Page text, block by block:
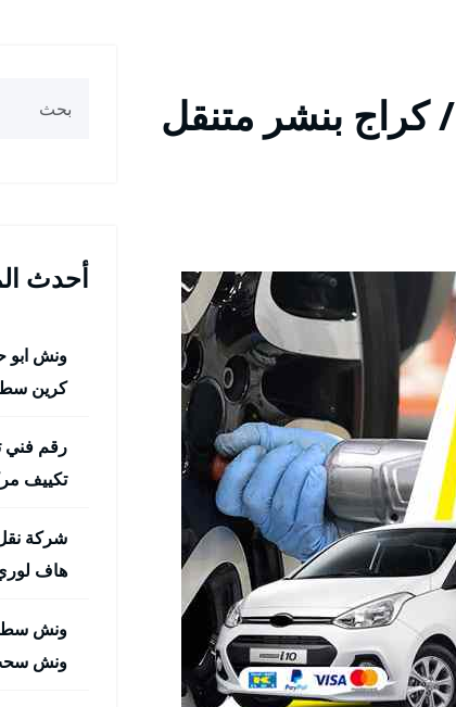
بنشر سلوى رقم / 51232939‬ / كراج بنشر متنقل
أحدث
كرين
تكييف مركزي
هاف
ونش سحب